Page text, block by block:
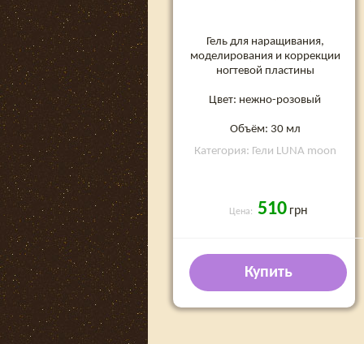
Гель для наращивания,
моделирования и коррекции
ногтевой пластины
Цвет: нежно-розовый
Объём: 30 мл
Категория: Гели LUNA moon
Цена: 510 грн
Купить